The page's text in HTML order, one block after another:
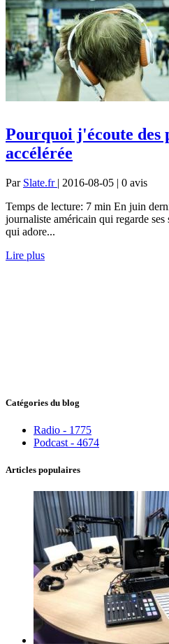
Pourquoi j'écoute des
accélérée
Par Slate.fr | 2016-08-05 | 0 avis
Temps de lecture: 7 min En juin
journaliste américain qui regarde ses
qui adore...
Lire plus
Catégories du blog
Radio - 1775
Podcast - 4674
Articles populaires